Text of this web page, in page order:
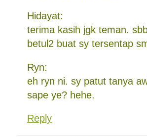
Hidayat:
terima kasih jgk teman.
betul2 buat sy tersentap
Ryn:
eh ryn ni. sy patut tanya
sape ye? hehe.
Reply